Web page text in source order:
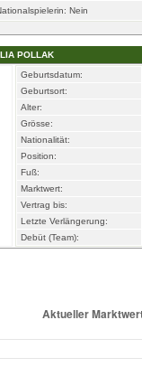
Nein
POLLAK
Geburtsdatum:
Geburtsort:
Alter:
Grösse:
Nationalität:
Position:
Fuß:
Marktwert:
Vertrag bis:
Letzte Verlängerung:
Debüt (Team):